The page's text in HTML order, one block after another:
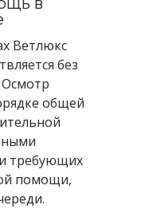
Ветлюкс
без
Осмотр
общей
требующих
помощи,